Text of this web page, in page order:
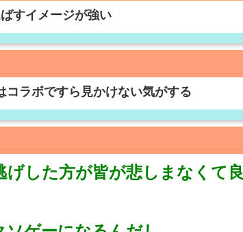
すイメージが強い
コラボですら見かけない気がする
した方が皆が悲しまなくて良